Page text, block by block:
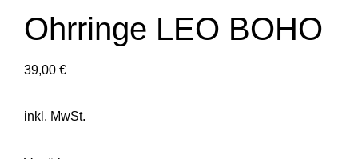
Ohrringe LEO BOHO
39,00 €
inkl. MwSt.